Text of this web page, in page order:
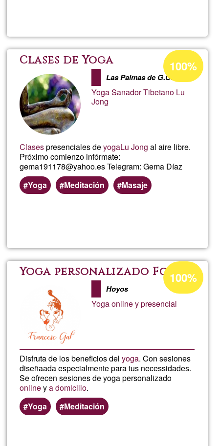
Clases de Yoga
Las Palmas de G.C.
Yoga Sanador Tibetano Lu
Jong
Clasespresenciales deyogaLu Jong al aire libre.
Próximo comienzo infórmate:
gema191178@yahoo.es Telegram: Gema Díaz
Yoga
Meditación Masaje
Porcentaje
de
aceptación
de
100%
Clases
de
Yoga
Yoga personalizado Fgalí
Hoyos
Yoga online y presencial
Disfruta de los beneficios delyoga. Con sesiones
diseñaada especialmente para tus necessidades.
Se ofrecen sesiones de yoga personalizado
onlineya domicilio.
Yoga
Meditación
Porcentaje
de
aceptación
de
100%